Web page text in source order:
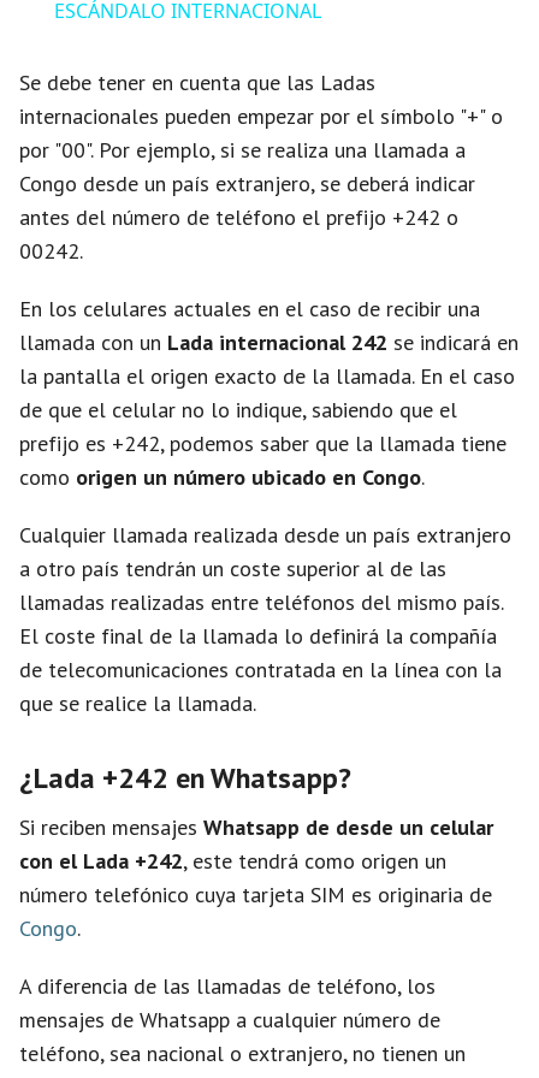
d
e
o
ESCÁNDALO INTERNACIONAL
Se debe tener en cuenta que las Ladas
internacionales pueden empezar por el símbolo "+" o
por "00". Por ejemplo, si se realiza una llamada a
Congo desde un país extranjero, se deberá indicar
antes del número de teléfono el prefijo +242 o
00242.
En los celulares actuales en el caso de recibir una
llamada con un Lada internacional 242 se indicará en
la pantalla el origen exacto de la llamada. En el caso
de que el celular no lo indique, sabiendo que el
prefijo es +242, podemos saber que la llamada tiene
como origen un número ubicado en Congo.
Cualquier llamada realizada desde un país extranjero
a otro país tendrán un coste superior al de las
llamadas realizadas entre teléfonos del mismo país.
El coste final de la llamada lo definirá la compañía
de telecomunicaciones contratada en la línea con la
que se realice la llamada.
¿Lada +242 en Whatsapp?
Si reciben mensajes Whatsapp de desde un celular
con el Lada +242, este tendrá como origen un
número telefónico cuya tarjeta SIM es originaria de
Congo.
A diferencia de las llamadas de teléfono, los
mensajes de Whatsapp a cualquier número de
teléfono, sea nacional o extranjero, no tienen un